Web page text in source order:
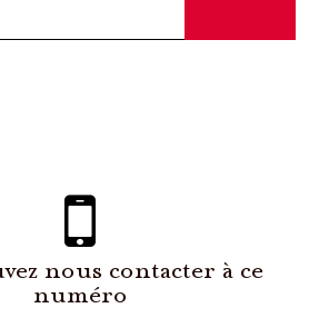
nous contacter à ce
numéro